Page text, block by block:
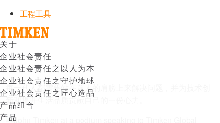
工程工具
Menu
关于
企业社会责任
企业社会责任之以人为本
企业社会责任之守护地球
企业社会责任之匠心造品
产品组合
产品
每一代人都需要站在前人的肩膀上来解决问题，并为技术创
新和提升生活品质贡献自己的一份心力。